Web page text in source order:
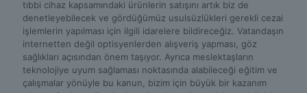
tıbbi cihaz kapsamındaki ürünlerin satışını artık biz de
denetleyebilecek ve gördüğümüz usulsüzlükleri gerekli cezai
işlemlerin yapılması için ilgili idarelere bildireceğiz. Vatandaşın
internetten değil optisyenlerden alışveriş yapması, göz
sağlıkları açısından önem taşıyor. Ayrıca meslektaşların
teknolojiye uyum sağlaması noktasında alabileceği eğitim ve
çalışmalar yönüyle bu kanun, bizim için büyük bir kazanım